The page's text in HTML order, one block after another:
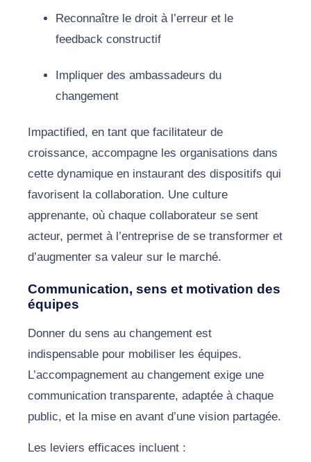
Reconnaître le droit à l’erreur et le
feedback constructif
Impliquer des ambassadeurs du
changement
Impactified, en tant que facilitateur de
croissance, accompagne les organisations dans
cette dynamique en instaurant des dispositifs qui
favorisent la collaboration. Une culture
apprenante, où chaque collaborateur se sent
acteur, permet à l’entreprise de se transformer et
d’augmenter sa valeur sur le marché.
Communication, sens et motivation des
équipes
Donner du sens au changement est
indispensable pour mobiliser les équipes.
L’accompagnement au changement exige une
communication transparente, adaptée à chaque
public, et la mise en avant d’une vision partagée.
Les leviers efficaces incluent :